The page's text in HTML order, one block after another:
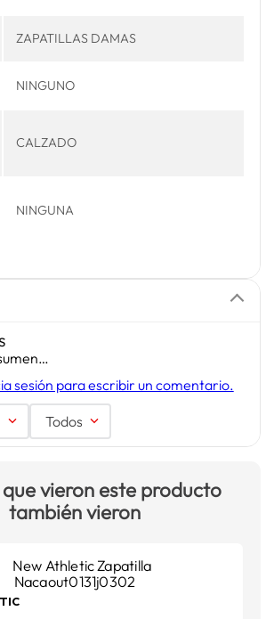
ZAPATILLAS DAMAS
NINGUNO
CALZADO
NINGUNA
sesión para escribir un comentario.
Todos
vieron este producto
también vieron